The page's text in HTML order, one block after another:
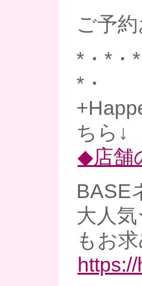
ご予
*・*・
*・
ちら↓
◆店舗
BASE
大人
もお